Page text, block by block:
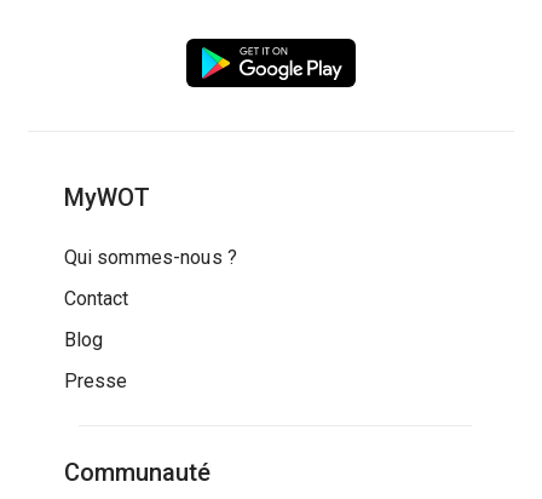
MyWOT
Qui sommes-nous ?
Contact
Blog
Presse
Communauté